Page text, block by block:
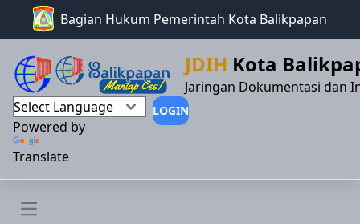
Bagian Hukum Pemerintah Kota Balikpapan
JDIH Kota
Jaringan Dokumentasi dan
Powered by
Translate
LOGIN
Open main menu